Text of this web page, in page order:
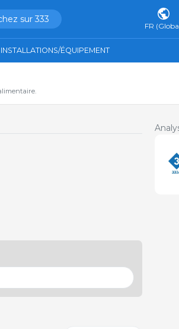
sur 333
FR
INSTALLATIONS/ÉQUIPEMENT